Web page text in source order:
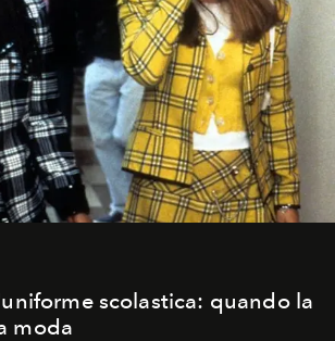
scolastica: quando la
moda